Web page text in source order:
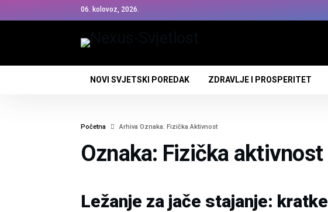
06. kolovoz, 2026.
NOVI SVJETSKI POREDAK ZDRAVLJE I PROSPERITET
Početna Arhiva Oznaka: Fizička Aktivnost
Oznaka: Fizička aktivnost
Ležanje za jače stajanje: